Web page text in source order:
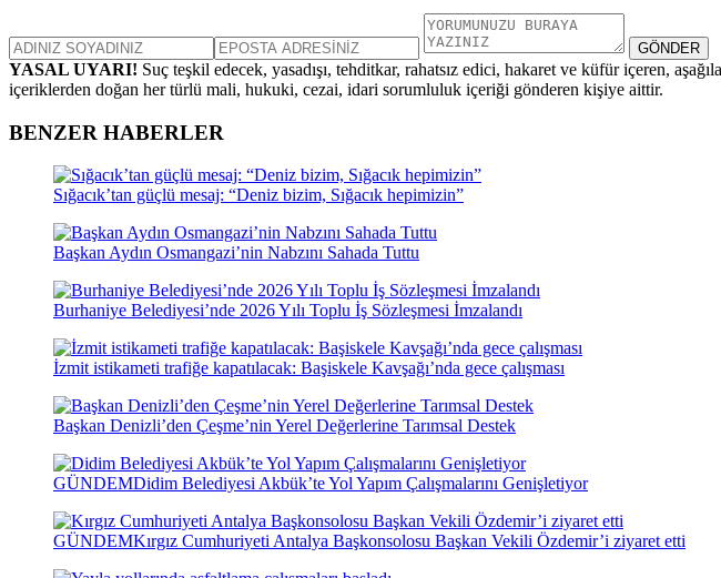
GÖNDER
YASAL UYARI! Suç teşkil edecek, yasadışı, tehditkar, rahatsız edici, hakaret ve küfür içeren,
içeriklerden doğan her türlü mali, hukuki, cezai, idari sorumluluk içeriği gönderen kişiye aittir.
BENZER HABERLER
Sığacık’tan güçlü mesaj: “Deniz bizim, Sığacık hepimizin”
Başkan Aydın Osmangazi’nin Nabzını Sahada Tuttu
Burhaniye Belediyesi’nde 2026 Yılı Toplu İş Sözleşmesi İmzalandı
İzmit istikameti trafiğe kapatılacak: Başiskele Kavşağı’nda gece çalışması
Başkan Denizli’den Çeşme’nin Yerel Değerlerine Tarımsal Destek
GÜNDEMDidim Belediyesi Akbük’te Yol Yapım Çalışmalarını Genişletiyor
GÜNDEMKırgız Cumhuriyeti Antalya Başkonsolosu Başkan Vekili Özdemir’i ziyaret etti